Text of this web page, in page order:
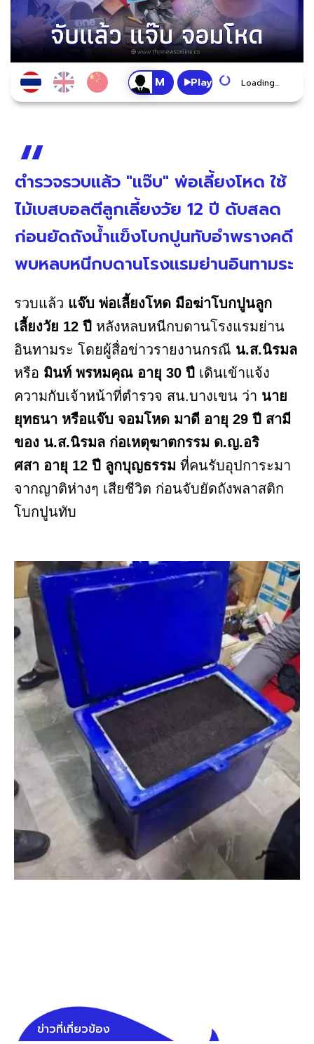
Play Loading...
ตำรวจรวบแล้ว "แจ๊บ" พ่อเลี้ยงโหด ใช้
ไม้เบสบอลตีลูกเลี้ยงวัย 12 ปี ดับสลด
ก่อนยัดถังน้ำแข็งโบกปูนทับอำพรางคดี
พบหลบหนีกบดานโรงแรมย่านอินทามระ
รวบแล้ว แจ๊บ พ่อเลี้ยงโหด มือฆ่าโบกปูนลูก
เลี้ยงวัย 12 ปี หลังหลบหนีกบดานโรงแรมย่าน
อินทามระ โดยผู้สื่อข่าวรายงานกรณี น.ส.นิรมล
หรือ มินท์ พรหมคุณ อายุ 30 ปี เดินเข้าแจ้ง
ความกับเจ้าหน้าที่ตำรวจ สน.บางเขน ว่า นาย
ยุทธนา หรือแจ๊บ จอมโหด มาดี อายุ 29 ปี สามี
ของ น.ส.นิรมล ก่อเหตุฆาตกรรม ด.ญ.อริ
ศสา อายุ 12 ปี ลูกบุญธรรม ที่คนรับอุปการะมา
จากญาติห่างๆ เสียชีวิต ก่อนจับยัดถังพลาสติก
โบกปูนทับ
ข่าวที่เกี่ยวข้อง